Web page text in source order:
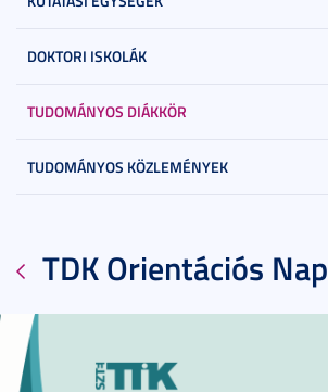
DOKTORI ISKOLÁK
TUDOMÁNYOS DIÁKKÖR
TUDOMÁNYOS KÖZLEMÉNYEK
TDK Orientációs Nap